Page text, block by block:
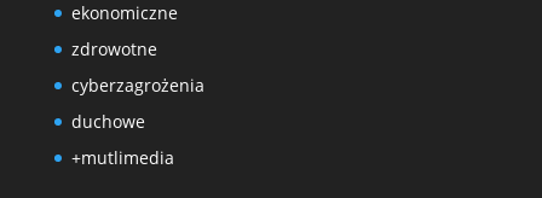
ekonomiczne
zdrowotne
cyberzagrożenia
duchowe
+mutlimedia